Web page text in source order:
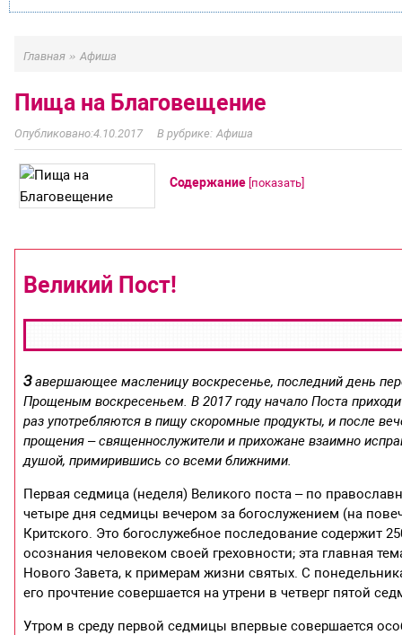
Главная » Афиша
Пища на Благовещение
4.10.2017 Афиша
Содержание [показать]
Великий Пост!
Завершающее масленицу воскресенье, последний день
Прощеным воскресеньем. В 2017 году начало Поста
раз употребляются в пищу скоромные продукты, и после
прощения – священнослужители и прихожане взаимно
душой, примирившись со всеми ближними.
Первая седмица (неделя) Великого поста – по
четыре дня седмицы вечером за богослужением (на
Критского. Это богослужебное последование содержит
осознания человеком своей греховности; эта главная
Нового Завета, к примерам жизни святых. С
его прочтение совершается на утрени в четверг пятой
Утром в среду первой седмицы впервые совершается